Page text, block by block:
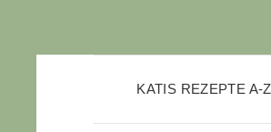
KATIS REZEPTE A-Z